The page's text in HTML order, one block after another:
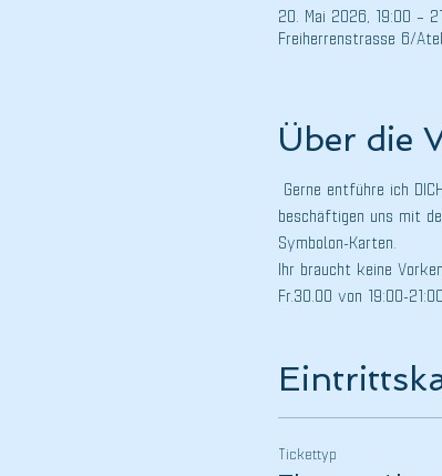
20. Mai 2026, 19:00 –
Freiherrenstrasse 6/
Über die
Gerne entführe ich
beschäftigen uns mit
Symbolon-Karten.
Ihr braucht keine
Fr.30.00 von 19:00-
Tickettyp